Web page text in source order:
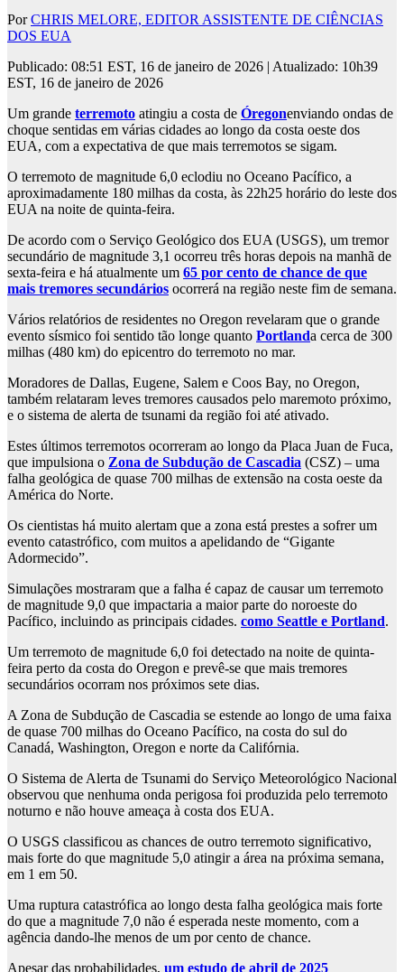
PorCHRIS MELORE, EDITOR ASSISTENTE DE CIÊNCIAS
DOS EUA
Publicado: 08:51 EST, 16 de janeiro de 2026 | Atualizado: 10h39
EST, 16 de janeiro de 2026
Um grande terremoto atingiu a costa de Óregonenviando ondas de
choque sentidas em várias cidades ao longo da costa oeste dos
EUA, com a expectativa de que mais terremotos se sigam.
O terremoto de magnitude 6,0 eclodiu no Oceano Pacífico, a
aproximadamente 180 milhas da costa, às 22h25 horário do leste dos
EUA na noite de quinta-feira.
De acordo com o Serviço Geológico dos EUA (USGS), um tremor
secundário de magnitude 3,1 ocorreu três horas depois na manhã de
sexta-feira e há atualmente um 65 por cento de chance de que
mais tremores secundários ocorrerá na região neste fim de semana.
Vários relatórios de residentes no Oregon revelaram que o grande
evento sísmico foi sentido tão longe quanto Portlanda cerca de 300
milhas (480 km) do epicentro do terremoto no mar.
Moradores de Dallas, Eugene, Salem e Coos Bay, no Oregon,
também relataram leves tremores causados ​​pelo maremoto próximo,
e o sistema de alerta de tsunami da região foi até ativado.
Estes últimos terremotos ocorreram ao longo da Placa Juan de Fuca,
que impulsiona o Zona de Subdução de Cascadia (CSZ) – uma
falha geológica de quase 700 milhas de extensão na costa oeste da
América do Norte.
Os cientistas há muito alertam que a zona está prestes a sofrer um
evento catastrófico, com muitos a apelidando de “Gigante
Adormecido”.
Simulações mostraram que a falha é capaz de causar um terremoto
de magnitude 9,0 que impactaria a maior parte do noroeste do
Pacífico, incluindo as principais cidades. como Seattle e Portland.
Um terremoto de magnitude 6,0 foi detectado na noite de quinta-
feira perto da costa do Oregon e prevê-se que mais tremores
secundários ocorram nos próximos sete dias.
A Zona de Subdução de Cascadia se estende ao longo de uma faixa
de quase 700 milhas do Oceano Pacífico, na costa do sul do
Canadá, Washington, Oregon e norte da Califórnia.
O Sistema de Alerta de Tsunami do Serviço Meteorológico Nacional
observou que nenhuma onda perigosa foi produzida pelo terremoto
noturno e não houve ameaça à costa dos EUA.
O USGS classificou as chances de outro terremoto significativo,
mais forte do que magnitude 5,0 atingir a área na próxima semana,
em 1 em 50.
Uma ruptura catastrófica ao longo desta falha geológica mais forte
do que a magnitude 7,0 não é esperada neste momento, com a
agência dando-lhe menos de um por cento de chance.
Apesar das probabilidades, um estudo de abril de 2025